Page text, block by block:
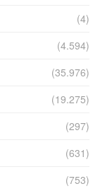
(4)
(4.594)
(35.976)
(19.275)
(297)
(631)
(753)